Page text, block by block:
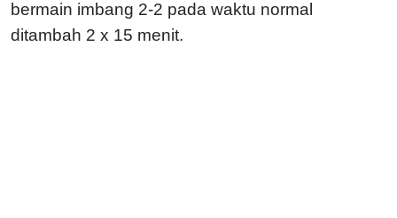
bermain imbang 2-2 pada waktu normal
ditambah 2 x 15 menit.